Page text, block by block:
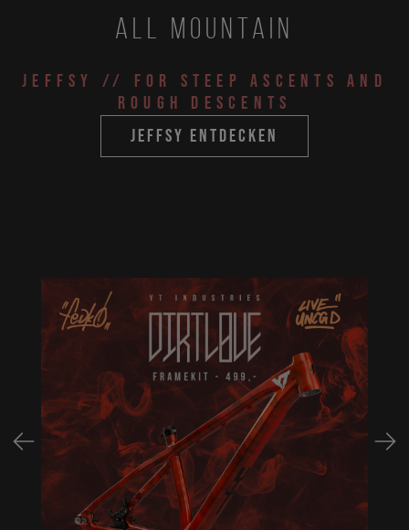
All Mountain
JEFFSY // for steep ascents and
rough descents
jeffsy entdecken